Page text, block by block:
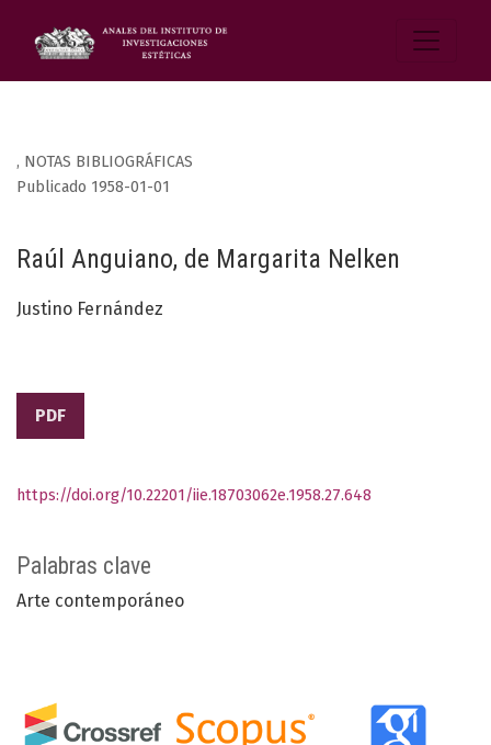
, NOTAS BIBLIOGRÁFICAS
Raúl Anguiano, de Margarita Nelken
Publicado 1958-01-01
Justino Fernández
PDF
Palabras clave
Arte contemporáneo
https://doi.org/10.22201/iie.18703062e.1958.27.648